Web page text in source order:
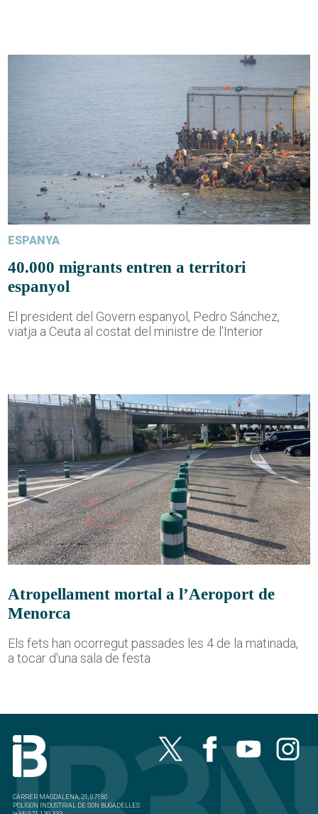
ESPANYA
40.000 migrants entren a territori
espanyol
El president del Govern espanyol, Pedro Sánchez,
viatja a Ceuta al costat del ministre de l'Interior
Atropellament mortal a l’Aeroport de
Menorca
Els fets han ocorregut passades les 4 de la matinada,
a tocar d'una sala de festa
CARRER MAGDALENA, 21, 07180
POLÍGON INDUSTRIAL DE SON BUGADELLES